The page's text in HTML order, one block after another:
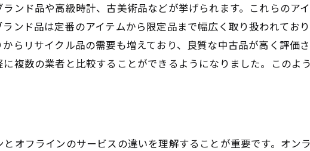
地域特有の季節イベントと買取のチャンス
狛江市の地元コミュニティから得られる情報
地域密着型サービスの活用方法
譲渡に必要な法的手続きと注意点
ンド品や高級時計、古美術品などが挙げられます。これらのア
ンド品は定番のアイテムから限定品まで幅広く取り扱われてお
らリサイクル品の需要も増えており、良質な中古品が高く評価
複数の業者と比較することができるようになりました。このよ
オフラインのサービスの違いを理解することが重要です。オン